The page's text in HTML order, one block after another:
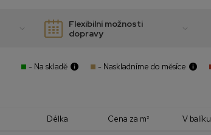
Flexibilní možnosti
dopravy
- Na skladě - Naskladníme do měsíce
Délka Cena za m² V balíku